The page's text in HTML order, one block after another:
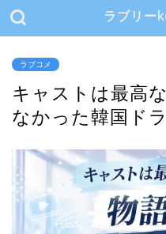
ラブリー
ラブコメ
キャストは最高
なかった韓国ド